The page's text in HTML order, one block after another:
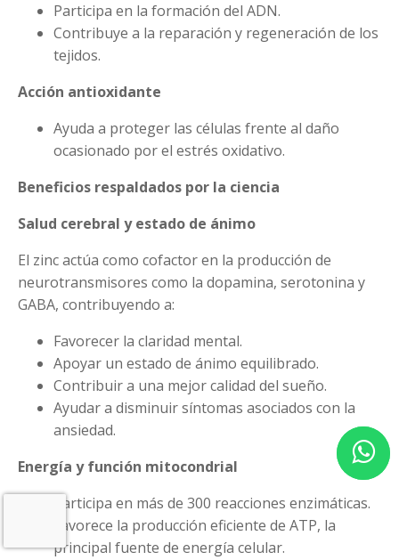
Participa en la formación del ADN.
Contribuye a la reparación y regeneración de los
tejidos.
Acción antioxidante
Ayuda a proteger las células frente al daño
ocasionado por el estrés oxidativo.
Beneficios respaldados por la ciencia
Salud cerebral y estado de ánimo
El zinc actúa como cofactor en la producción de
neurotransmisores como la dopamina, serotonina y
GABA, contribuyendo a:
Favorecer la claridad mental.
Apoyar un estado de ánimo equilibrado.
Contribuir a una mejor calidad del sueño.
Ayudar a disminuir síntomas asociados con la
ansiedad.
Energía y función mitocondrial
Participa en más de 300 reacciones enzimáticas.
Favorece la producción eficiente de ATP, la
principal fuente de energía celular.